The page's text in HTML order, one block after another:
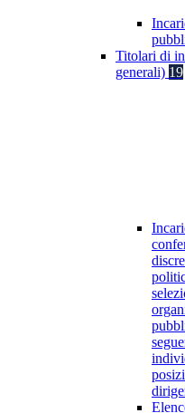
Titolari di
generali) 19